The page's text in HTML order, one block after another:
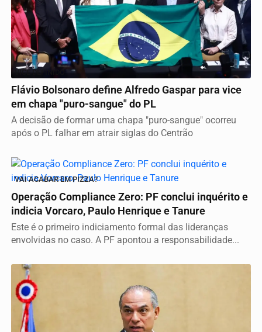
VICE DEFINIDO
Flávio Bolsonaro define Alfredo Gaspar para vice
em chapa "puro-sangue" do PL
A decisão de formar uma chapa "puro-sangue" ocorreu
após o PL falhar em atrair siglas do Centrão
VAI ACABAR EM PIZZA?
Operação Compliance Zero: PF conclui inquérito e
indicia Vorcaro, Paulo Henrique e Tanure
Este é o primeiro indiciamento formal das lideranças
envolvidas no caso. A PF apontou a responsabilidade...